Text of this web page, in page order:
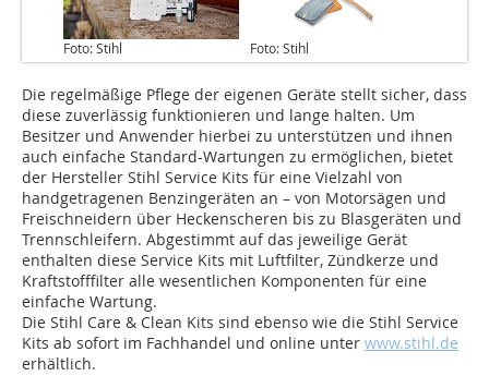
Foto: Stihl Foto: Stihl
Die regelmäßige Pflege der eigenen Geräte stellt sicher, dass
diese zuverlässig funktionieren und lange halten. Um
Besitzer und Anwender hierbei zu unterstützen und ihnen
auch einfache Standard-Wartungen zu ermöglichen, bietet
der Hersteller Stihl Service Kits für eine Vielzahl von
handgetragenen Benzingeräten an – von Motorsägen und
Freischneidern über Heckenscheren bis zu Blasgeräten und
Trennschleifern. Abgestimmt auf das jeweilige Gerät
enthalten diese Service Kits mit Luftfilter, Zündkerze und
Kraftstofffilter alle wesentlichen Komponenten für eine
einfache Wartung.
Die Stihl Care & Clean Kits sind ebenso wie die Stihl Service
Kits ab sofort im Fachhandel und online unter www.stihl.de
erhältlich.